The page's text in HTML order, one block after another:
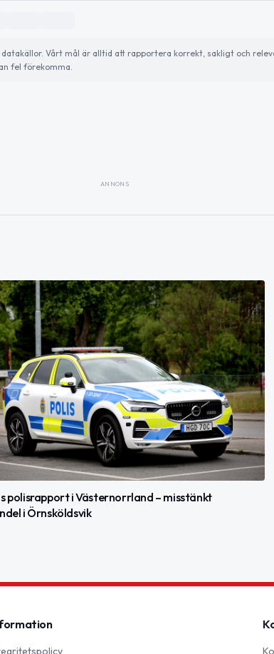
Vårt mål är alltid att rapportera korrekt, sakligt och
fel förekomma.
ANNONS
polisrapport i Västernorrland – misstänkt
i Örnsköldsvik